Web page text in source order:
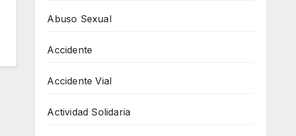
Abuso Sexual
Accidente
Accidente Vial
Actividad Solidaria